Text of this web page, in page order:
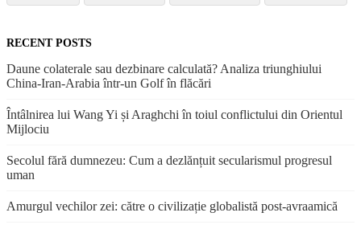
RECENT POSTS
Daune colaterale sau dezbinare calculată? Analiza triunghiului
China-Iran-Arabia într-un Golf în flăcări
Întâlnirea lui Wang Yi și Araghchi în toiul conflictului din Orientul
Mijlociu
Secolul fără dumnezeu: Cum a dezlănțuit secularismul progresul
uman
Amurgul vechilor zei: către o civilizație globalistă post-avraamică